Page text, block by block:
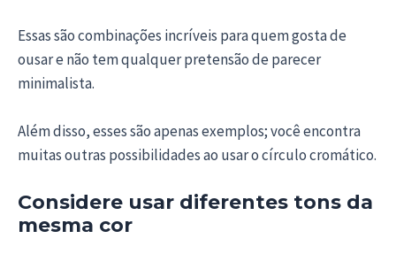
Essas são combinações incríveis para quem gosta de
ousar e não tem qualquer pretensão de parecer
minimalista.
Além disso, esses são apenas exemplos; você encontra
muitas outras possibilidades ao usar o círculo cromático.
Considere usar diferentes tons da
mesma cor